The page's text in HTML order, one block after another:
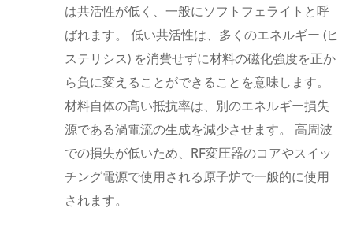
は共活性が低く、一般にソフトフェライトと呼
ばれます。 低い共活性は、多くのエネルギー (ヒ
ステリシス) を消費せずに材料の磁化強度を正か
ら負に変えることができることを意味します。
材料自体の高い抵抗率は、別のエネルギー損失
源である渦電流の生成を減少させます。 高周波
での損失が低いため、RF変圧器のコアやスイッ
チング電源で使用される原子炉で一般的に使用
されます。